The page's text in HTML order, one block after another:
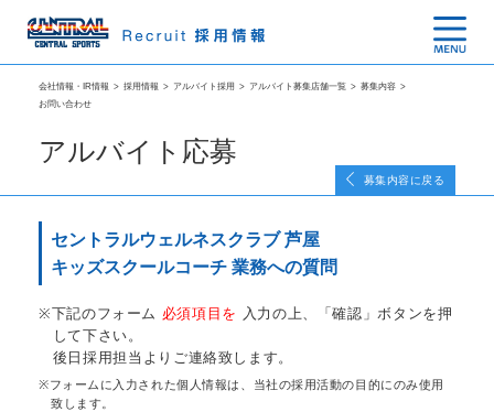
会社情報・IR情報 > 採用情報 > アルバイト採用 > アルバイト募集店舗一覧 > 募集内容 >
お問い合わせ
アルバイト応募
募集内容に戻る
セントラルウェルネスクラブ 芦屋
キッズスクールコーチ 業務への質問
下記のフォーム 必須項目を
入力の上、「確認」ボタンを押
して下さい。
後日採用担当よりご連絡致します。
フォームに入力された個人情報は、当社の採用活動の目的にのみ使用
致します。